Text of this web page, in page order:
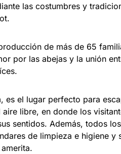
las costumbres y
de más de 65
por las abejas y la unión
es el lugar perfecto para
libre, en donde los
sentidos. Además, todos
de limpieza e higiene y